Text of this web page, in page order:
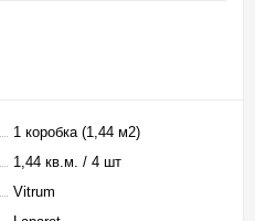
1 коробка (1,44 м2)
1,44 кв.м. / 4 шт
Vitrum